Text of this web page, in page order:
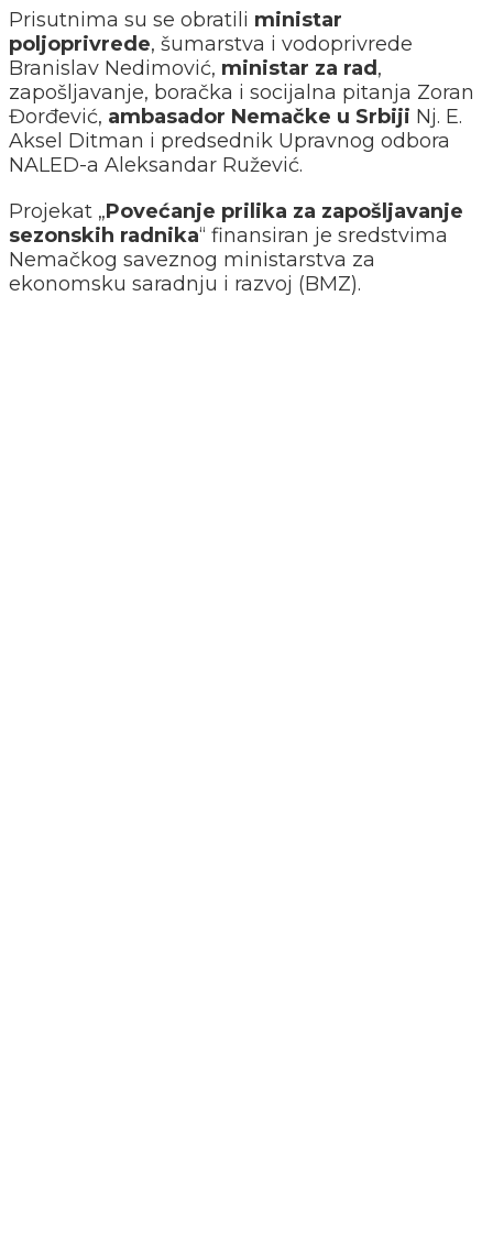
Prisutnima su se obratili ministar
poljoprivrede, šumarstva i vodoprivrede
Branislav Nedimović, ministar za rad ,
zapošljavanje, boračka i socijalna pitanja Zoran
Đorđević, ambasador Nemačke u Srbiji Nj. E.
Aksel Ditman i predsednik Upravnog odbora
NALED-a Aleksandar Ružević.
Projekat „Povećanje prilika za zapošljavanje
sezonskih radnika“ finansiran je sredstvima
Nemačkog saveznog ministarstva za
ekonomsku saradnju i razvoj (BMZ).